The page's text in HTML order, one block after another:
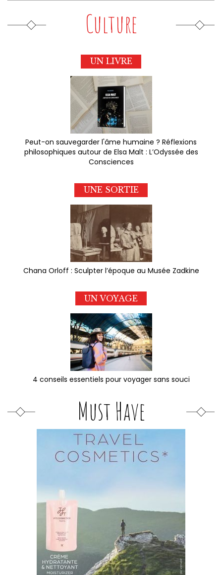
Culture
UN LIVRE
Peut-on sauvegarder l'âme humaine ? Réflexions
philosophiques autour de Elsa Malt : L’Odyssée des
Consciences
UNE SORTIE
Chana Orloff : Sculpter l’époque au Musée Zadkine
UN VOYAGE
4 conseils essentiels pour voyager sans souci
Must Have